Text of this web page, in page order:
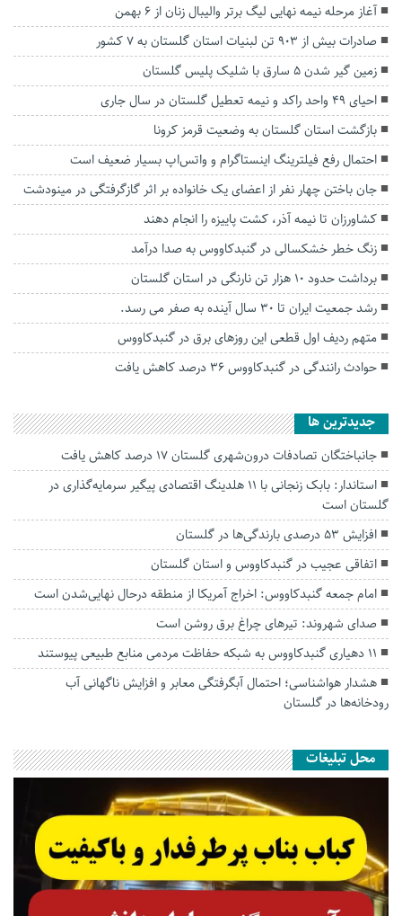
آغاز مرحله نیمه نهایی لیگ برتر والیبال زنان از ۶ بهمن
صادرات بیش از ۹۰۳ تن لبنیات استان گلستان به ۷ کشور
زمین گیر شدن ۵ سارق با شلیک پلیس گلستان
احیای ۴۹ واحد راکد و نیمه تعطیل گلستان در سال جاری
بازگشت استان گلستان به وضعیت قرمز کرونا
احتمال رفع فیلترینگ اینستاگرام و واتس‌اپ بسیار ضعیف است
جان باختن چهار نفر از اعضای یک خانواده بر اثر گازگرفتگی در مینودشت
کشاورزان تا نیمه آذر، کشت پاییزه را انجام دهند
زنگ خطر خشکسالی در گنبدکاووس به صدا درآمد
برداشت حدود ۱۰ هزار تن نارنگی در استان گلستان
رشد جمعیت ایران تا ۳۰ سال آینده به صفر می رسد.
متهم ردیف اول قطعی این روزهای برق در گنبدکاووس
حوادث رانندگی در گنبدکاووس ۳۶ درصد کاهش یافت
جديدترين ها
جانباختگان تصادفات درون‌شهری گلستان ۱۷ درصد کاهش یافت
استاندار: بابک زنجانی با ۱۱ هلدینگ اقتصادی پیگیر سرمایه‌گذاری در
گلستان است
افزایش ۵۳ درصدی بارندگی‌ها در گلستان
اتفاقی عجیب در‌ گنبدکاووس و استان گلستان
امام جمعه گنبدکاووس: اخراج آمریکا از منطقه درحال نهایی‌شدن است
صدای شهروند: تیرهای چراغ برق روشن است
۱۱ دهیاری گنبدکاووس به شبکه حفاظت مردمی منابع طبیعی پیوستند
هشدار هواشناسی؛ احتمال آبگرفتگی معابر و افزایش ناگهانی آب
رودخانه‌ها در گلستان
محل تبلیغات